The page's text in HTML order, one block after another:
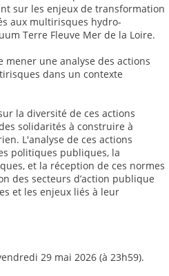
sur les enjeux de transformation
aux multirisques hydro-
Terre Fleuve Mer de la Loire.
mener une analyse des actions
dans un contexte
la diversité de ces actions
solidarités à construire à
L'analyse de ces actions
politiques publiques, la
et la réception de ces normes
des secteurs d’action publique
et les enjeux liés à leur
29 mai 2026 (à 23h59).